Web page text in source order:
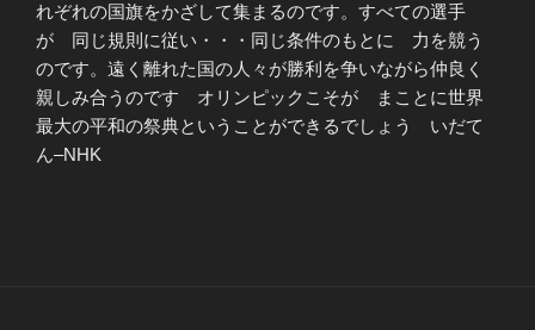
れぞれの国旗をかざして集まるのです。すべての選手
が 同じ規則に従い・・・同じ条件のもとに 力を競う
のです。遠く離れた国の人々が勝利を争いながら仲良く
親しみ合うのです オリンピックこそが まことに世界
最大の平和の祭典ということができるでしょう いだて
ん–NHK